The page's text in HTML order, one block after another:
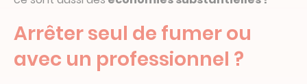
Arrêter seul de fumer ou
avec un professionnel ?